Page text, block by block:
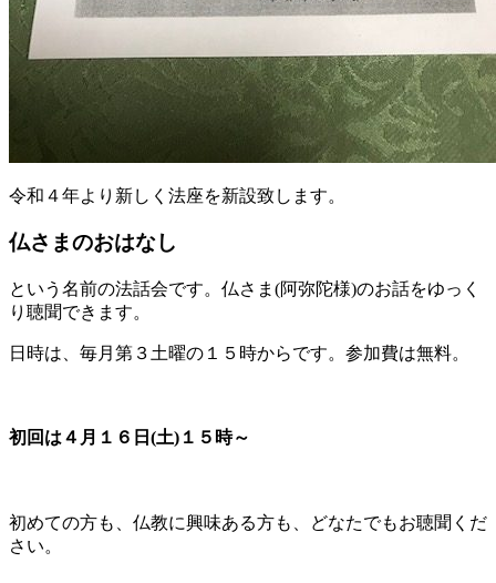
令和４年より新しく法座を新設致します。
仏さまのおはなし
という名前の法話会です。仏さま(阿弥陀様)のお話をゆっく
り聴聞できます。
日時は、毎月第３土曜の１５時からです。参加費は無料。
初回は４月１６日(土)１５時～
初めての方も、仏教に興味ある方も、どなたでもお聴聞くだ
さい。